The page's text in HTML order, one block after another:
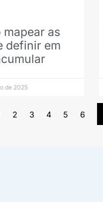
mapear as
definir em
de 2025
2 3 4 5 6